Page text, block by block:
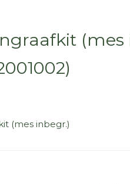
(mes
(mes inbegr.)